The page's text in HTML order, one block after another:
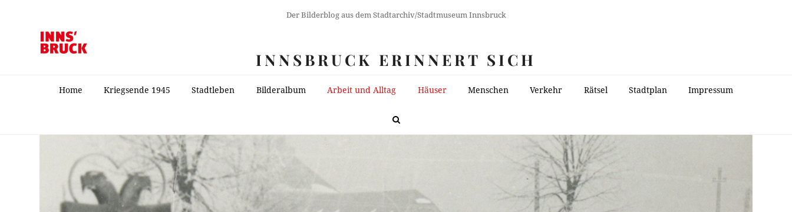
Der Bilderblog aus dem Stadtarchiv/Stadtmuseum Innsbruck
INNSBRUCK ERINNERT SICH
Home Kriegsende 1945 Stadtleben Bilderalbum Arbeit und Alltag Häuser Menschen Verkehr Rätsel Stadtplan Impressum